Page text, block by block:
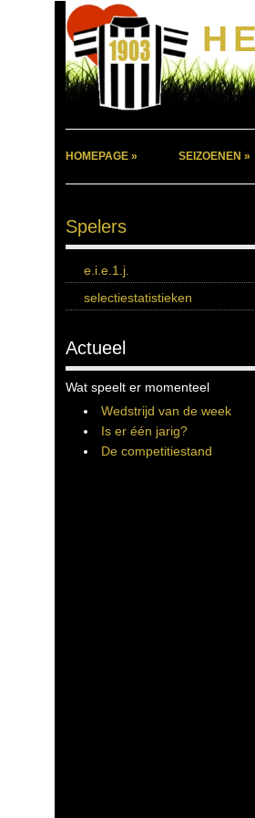
HOMEPAGE » SEIZOENEN »
Spelers
e.i.e.1.j.
selectiestatistieken
Actueel
Wat speelt er momenteel
Wedstrijd van de week
Is er één jarig?
De competitiestand